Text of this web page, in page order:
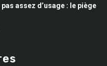
assez d’usage : le piège